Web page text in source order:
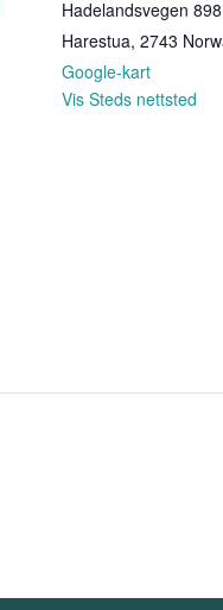
Hadelandsvegen 898
Harestua, 2743
Google-kart
Vis Steds nettsted